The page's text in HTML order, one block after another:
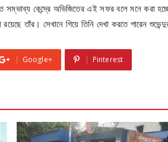
সম্ভাব্য কেন্দ্রে অভিজিতের এই সফর বলে মনে করা
তাঁর। সেখানে গিয়ে তিনি দেখা করতে পারেন
Google+ Pinterest